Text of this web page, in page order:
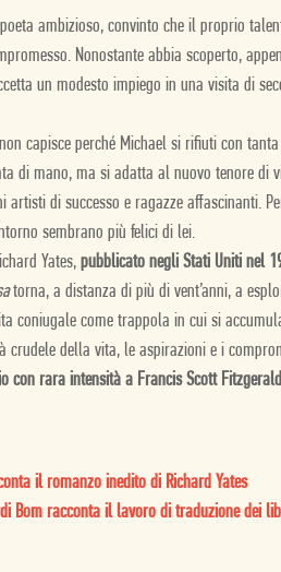
ambizioso, convinto che il proprio
Nonostante abbia scoperto,
un modesto impiego in una visita di
capisce perché Michael si rifiuti con
di mano, ma si adatta al nuovo tenore di
artisti di successo e ragazze affascinanti.
sembrano più felici di lei.
Yates, pubblicato negli Stati Uniti nel
torna, a distanza di più di vent’anni, a
coniugale come trappola in cui si
crudele della vita, le aspirazioni e i
con rara intensità a Francis Scott Fitzgerald
il romanzo inedito di Richard Yates
Bom racconta il lavoro di traduzione dei